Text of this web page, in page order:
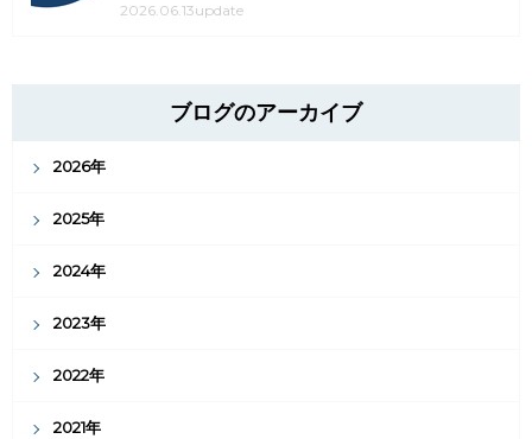
2026.06.13update
ブログのアーカイブ
2026年
2025年
2024年
2023年
2022年
2021年